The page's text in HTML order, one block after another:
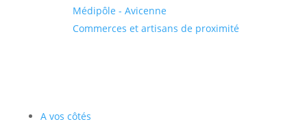
Médipôle - Avicenne
Commerces et artisans de proximité
A vos côtés